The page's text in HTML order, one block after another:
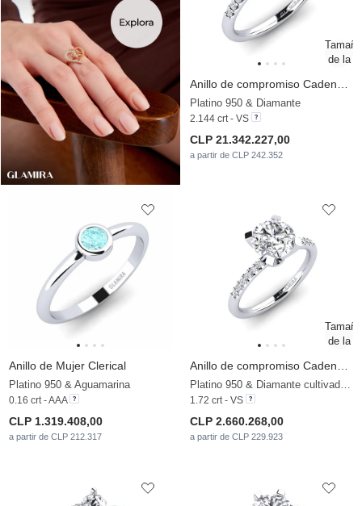
Platino 950 & Diamante
2.144 crt - VS
CLP 21.342.227,00
a partir de CLP 242.352
Anillo de Mujer Clerical
Platino 950 & Aguamarina
0.16 crt - AAA
CLP 1.319.408,00
a partir de CLP 212.317
1.72 crt - VS
CLP 2.660.268,00
a partir de CLP 229.923